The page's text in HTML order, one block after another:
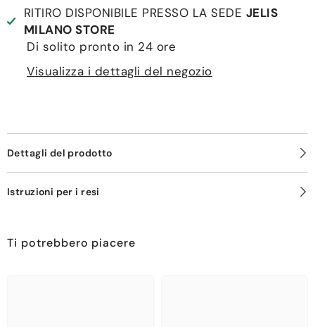
RITIRO DISPONIBILE PRESSO LA SEDE JELIS
MILANO STORE
Di solito pronto in 24 ore
Visualizza i dettagli del negozio
Dettagli del prodotto
Istruzioni per i resi
Ti potrebbero piacere